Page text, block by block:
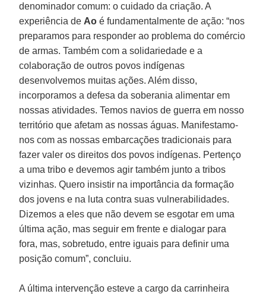
denominador comum: o cuidado da criação. A
experiência de Ao é fundamentalmente de ação: “nos
preparamos para responder ao problema do comércio
de armas. Também com a solidariedade e a
colaboração de outros povos indígenas
desenvolvemos muitas ações. Além disso,
incorporamos a defesa da soberania alimentar em
nossas atividades. Temos navios de guerra em nosso
território que afetam as nossas águas. Manifestamo-
nos com as nossas embarcações tradicionais para
fazer valer os direitos dos povos indígenas. Pertenço
a uma tribo e devemos agir também junto a tribos
vizinhas. Quero insistir na importância da formação
dos jovens e na luta contra suas vulnerabilidades.
Dizemos a eles que não devem se esgotar em uma
última ação, mas seguir em frente e dialogar para
fora, mas, sobretudo, entre iguais para definir uma
posição comum”, concluiu.
A última intervenção esteve a cargo da carrinheira